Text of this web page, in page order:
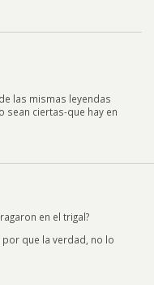
las mismas leyendas
sean ciertas-que hay en
en el trigal?
que la verdad, no lo